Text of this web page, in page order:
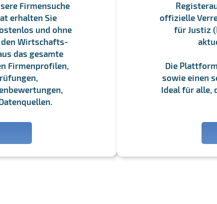
Firmensuche
erhalten Sie
und ohne
den Wirtschafts-
das gesamte
Firmenprofilen,
offizielle
für Justiz
Die
sowie einen
Ideal für alle,